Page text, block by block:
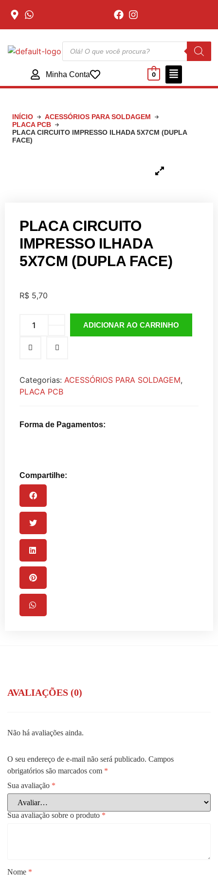
Minha Conta 0
INÍCIO
ACESSÓRIOS PARA SOLDAGEM
PLACA PCB
PLACA CIRCUITO IMPRESSO ILHADA 5X7CM (DUPLA
FACE)
PLACA CIRCUITO
IMPRESSO ILHADA
5X7CM (DUPLA FACE)
R$ 5,70
ADICIONAR AO CARRINHO
Categorias: ACESSÓRIOS PARA SOLDAGEM,
PLACA PCB
Forma de Pagamentos:
Compartilhe:
AVALIAÇÕES (0)
Não há avaliações ainda.
O seu endereço de e-mail não será publicado. Campos
obrigatórios são marcados com *
Sua avaliação *
Sua avaliação sobre o produto *
Nome *